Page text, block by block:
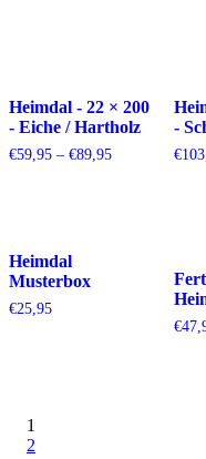
Heimdal - 22 × 200
- Eiche / Hartholz
€59,95 – €89,95Preisspanne:
-
€
Heimdal
Musterbox
€25,95
€
1
2